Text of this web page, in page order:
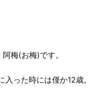
梅(お梅)です。
入った時には僅か12歳